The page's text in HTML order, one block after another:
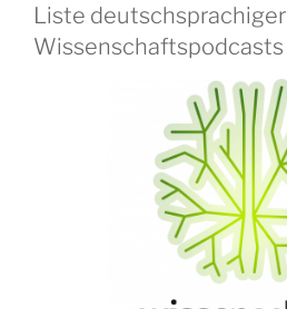
Liste deutschsprachiger
Wissenschaftspodcasts